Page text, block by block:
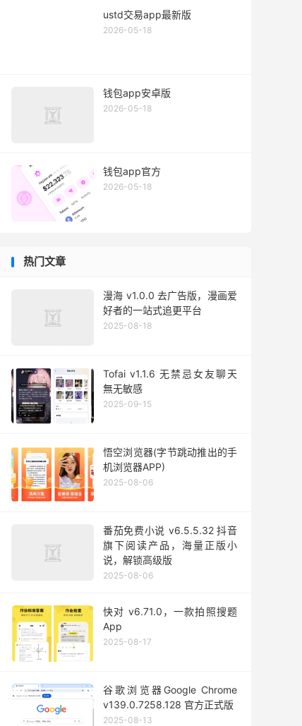
ustd交易app最新版
2026-05-18
钱包app安卓版
2026-05-18
钱包app官方
2026-05-18
热门文章
漫海 v1.0.0 去广告版，漫画爱
好者的一站式追更平台
2025-08-18
Tofai v1.1.6 无禁忌女友聊天
無无敏感
2025-09-15
悟空浏览器(字节跳动推出的手
机浏览器APP)
2025-08-06
番茄免费小说 v6.5.5.32 抖音
旗下阅读产品，海量正版小
说，解锁高级版
2025-08-06
快对 v6.71.0，一款拍照搜题
App
2025-08-17
谷歌浏览器Google Chrome
v139.0.7258.128 官方正式版
2025-08-13